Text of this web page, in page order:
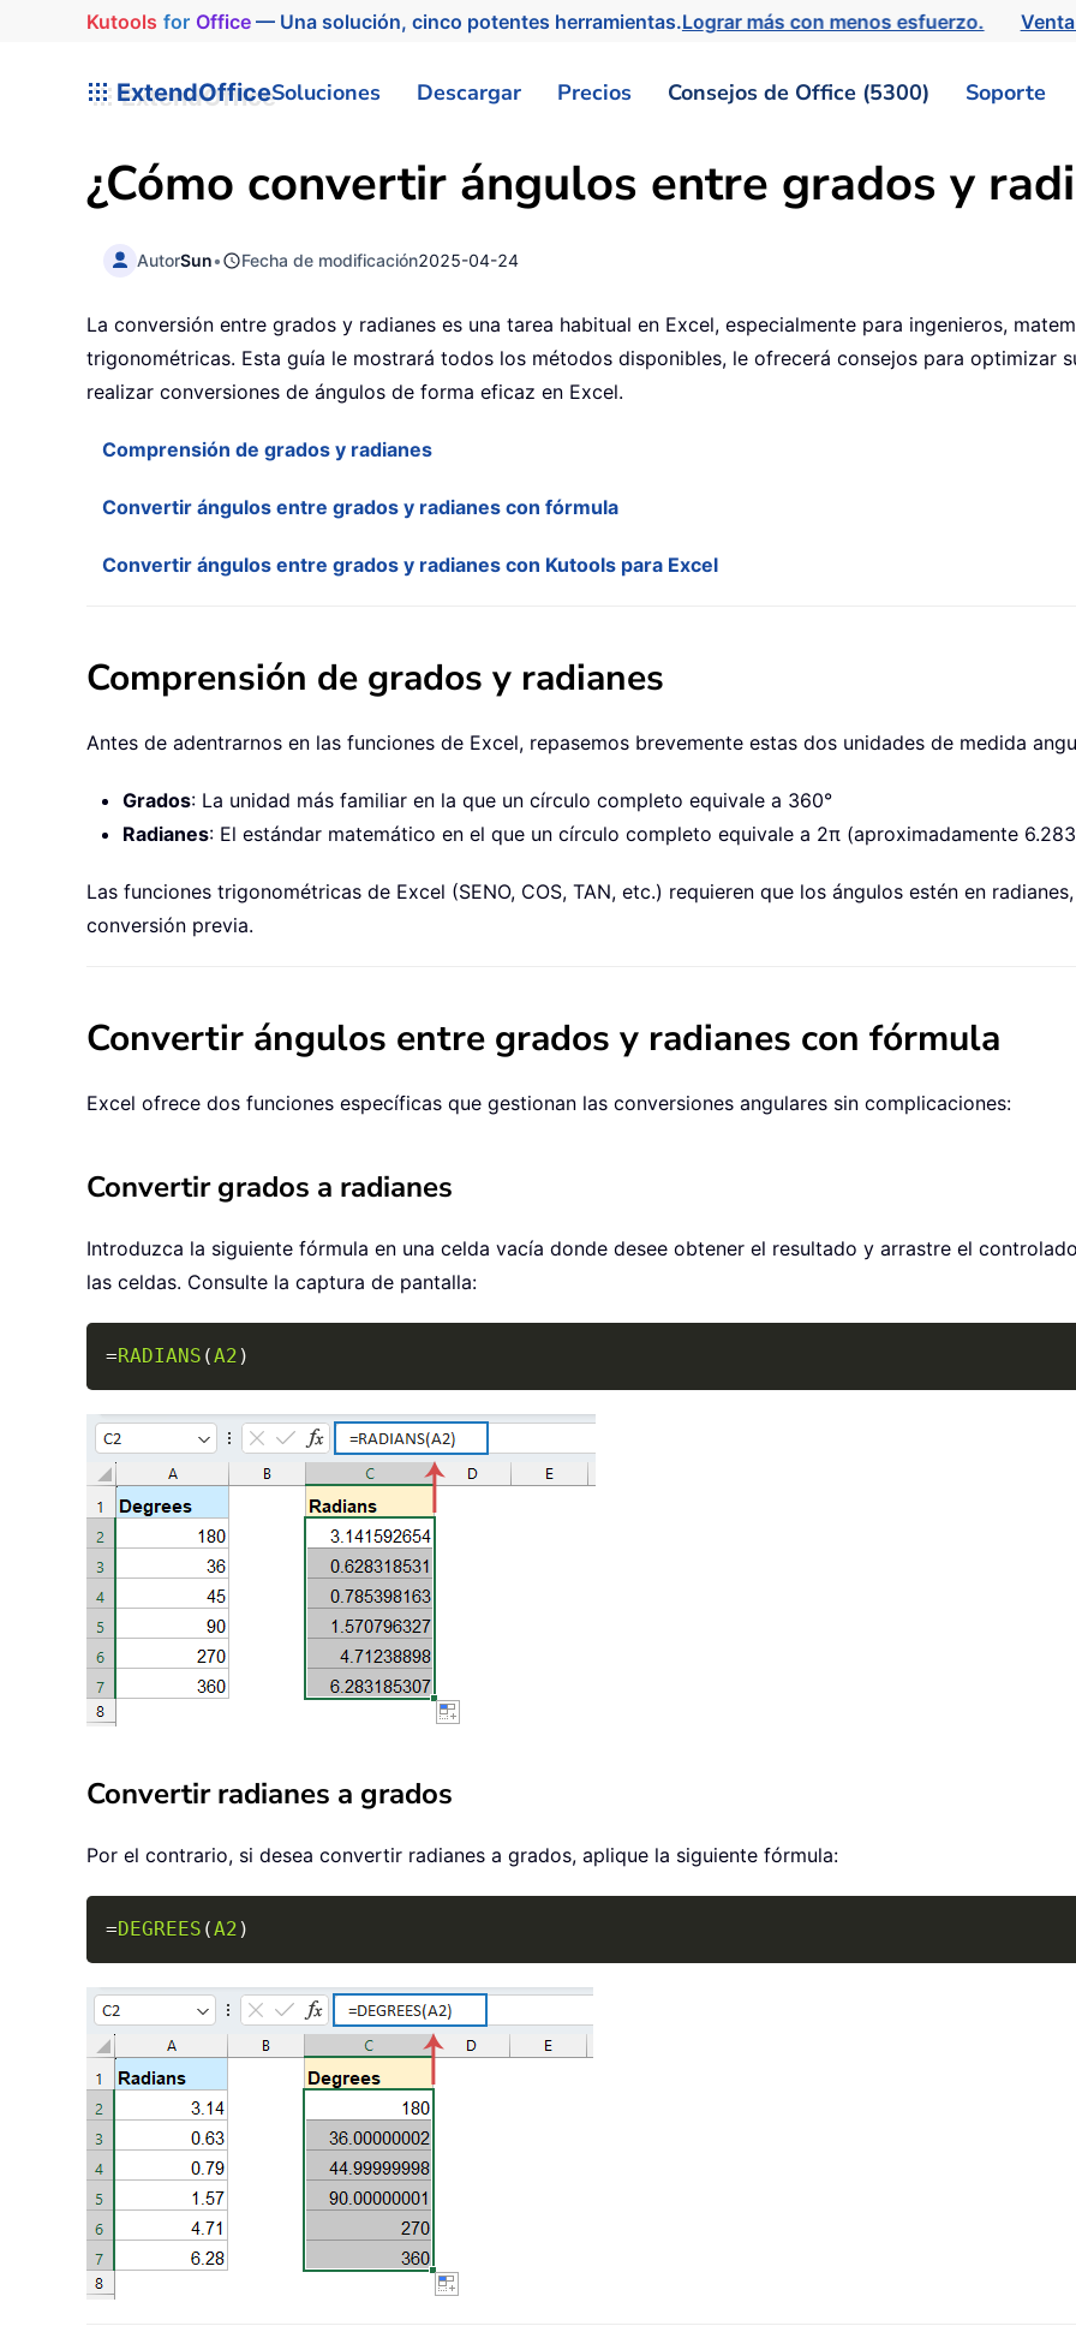
Kutools for Office— Una solución, cinco potentes herramientas.Lograr más con menos esfuerzo.
ExtendOfficeSoluciones Descargar Precios Consejos de Office (5300) Soporte
¿Cómo convertir ángulos entre grados y
AutorSun• Fecha de modificación2025-04-24
La conversión entre grados y radianes es una tarea habitual en Excel, especialmente para ingenieros,
trigonométricas. Esta guía le mostrará todos los métodos disponibles, le ofrecerá consejos para optimizar
realizar conversiones de ángulos de forma eficaz en Excel.
Comprensión de grados y radianes
Convertir ángulos entre grados y radianes con fórmula
Convertir ángulos entre grados y radianes con Kutools para Excel
Comprensión de grados y radianes
Antes de adentrarnos en las funciones de Excel, repasemos brevemente estas dos unidades de medida
Grados: La unidad más familiar en la que un círculo completo equivale a 360°
Radianes: El estándar matemático en el que un círculo completo equivale a 2π (aproximadamente
Las funciones trigonométricas de Excel (SENO, COS, TAN, etc.) requieren que los ángulos estén en
conversión previa.
Convertir ángulos entre grados y radianes con fórmula
Excel ofrece dos funciones específicas que gestionan las conversiones angulares sin complicaciones:
Convertir grados a radianes
Introduzca la siguiente fórmula en una celda vacía donde desee obtener el resultado y arrastre el
las celdas. Consulte la captura de pantalla:
=RADIANS (A2 )
Convertir radianes a grados
Por el contrario, si desea convertir radianes a grados, aplique la siguiente fórmula:
=DEGREES (A2 )